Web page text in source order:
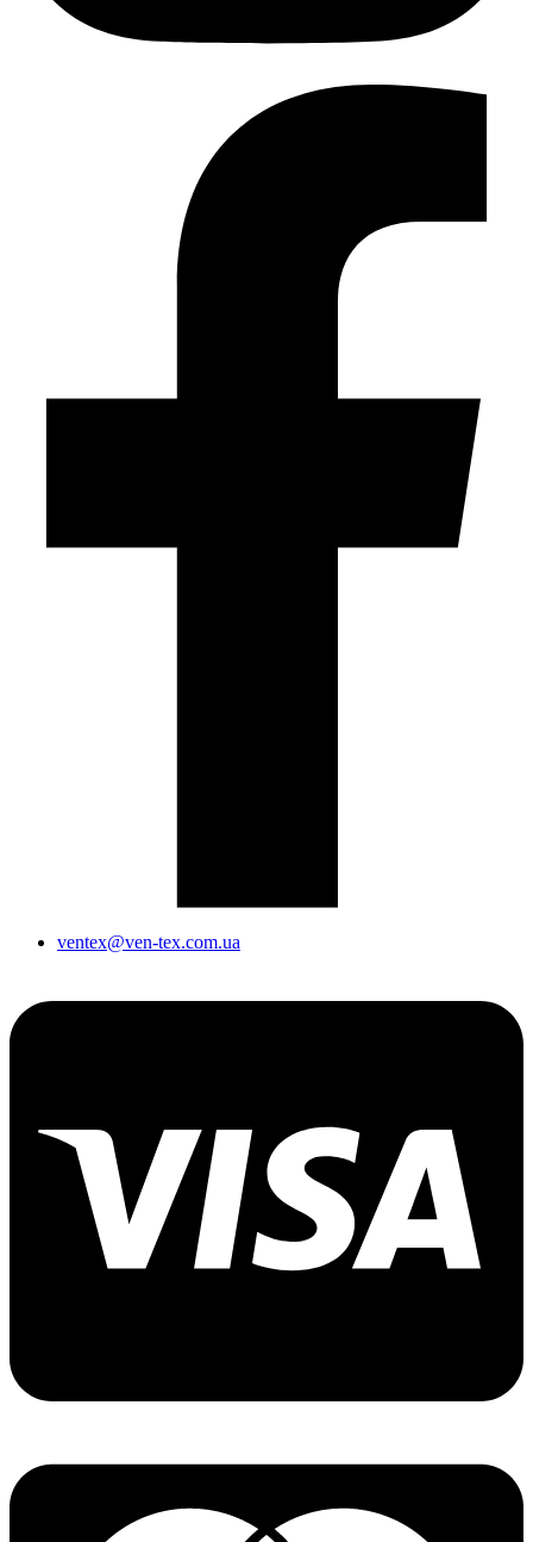
ventex@ven-tex.com.ua